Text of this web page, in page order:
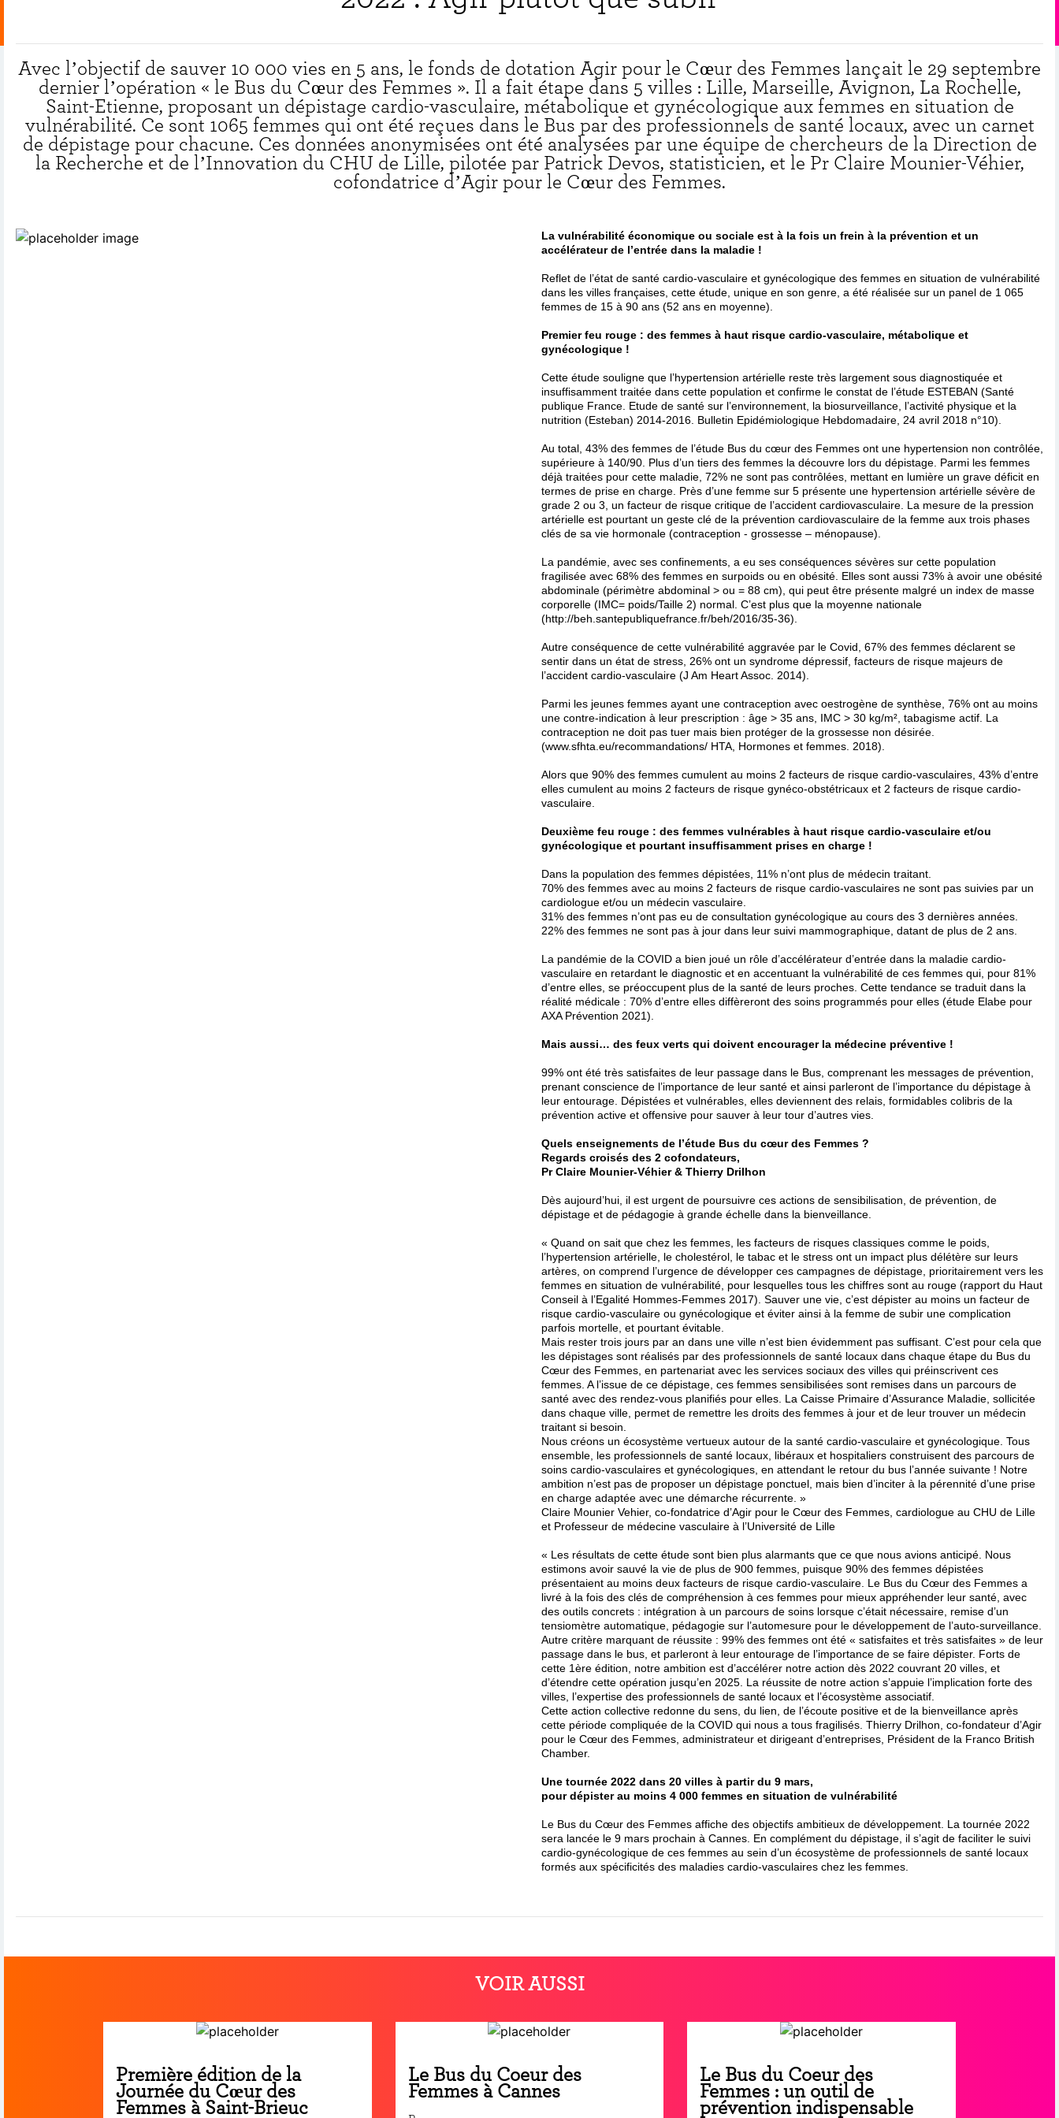
Avec l’objectif de sauver 10 000 vies en 5 ans, le fonds de dotation Agir pour le Cœur des Femmes lançait le 29 septembre
dernier l’opération « le Bus du Cœur des Femmes ». Il a fait étape dans 5 villes : Lille, Marseille, Avignon, La Rochelle,
Saint-Etienne, proposant un dépistage cardio-vasculaire, métabolique et gynécologique aux femmes en situation de
vulnérabilité. Ce sont 1065 femmes qui ont été reçues dans le Bus par des professionnels de santé locaux, avec un carnet
de dépistage pour chacune. Ces données anonymisées ont été analysées par une équipe de chercheurs de la Direction de
la Recherche et de l’Innovation du CHU de Lille, pilotée par Patrick Devos, statisticien, et le Pr Claire Mounier-Véhier,
cofondatrice d’Agir pour le Cœur des Femmes.
La vulnérabilité économique ou sociale est à la fois un frein à la prévention et un
accélérateur de l’entrée dans la maladie !
Reflet de l’état de santé cardio-vasculaire et gynécologique des femmes en situation de vulnérabilité
dans les villes françaises, cette étude, unique en son genre, a été réalisée sur un panel de 1 065
femmes de 15 à 90 ans (52 ans en moyenne).
Premier feu rouge : des femmes à haut risque cardio-vasculaire, métabolique et
gynécologique !
Cette étude souligne que l’hypertension artérielle reste très largement sous diagnostiquée et
insuffisamment traitée dans cette population et confirme le constat de l’étude ESTEBAN (Santé
publique France. Etude de santé sur l’environnement, la biosurveillance, l’activité physique et la
nutrition (Esteban) 2014-2016. Bulletin Epidémiologique Hebdomadaire, 24 avril 2018 n°10).
Au total, 43% des femmes de l’étude Bus du cœur des Femmes ont une hypertension non contrôlée,
supérieure à 140/90. Plus d’un tiers des femmes la découvre lors du dépistage. Parmi les femmes
déjà traitées pour cette maladie, 72% ne sont pas contrôlées, mettant en lumière un grave déficit en
termes de prise en charge. Près d’une femme sur 5 présente une hypertension artérielle sévère de
grade 2 ou 3, un facteur de risque critique de l’accident cardiovasculaire. La mesure de la pression
artérielle est pourtant un geste clé de la prévention cardiovasculaire de la femme aux trois phases
clés de sa vie hormonale (contraception - grossesse – ménopause).
La pandémie, avec ses confinements, a eu ses conséquences sévères sur cette population
fragilisée avec 68% des femmes en surpoids ou en obésité. Elles sont aussi 73% à avoir une obésité
abdominale (périmètre abdominal > ou = 88 cm), qui peut être présente malgré un index de masse
corporelle (IMC= poids/Taille 2) normal. C’est plus que la moyenne nationale
(http://beh.santepubliquefrance.fr/beh/2016/35-36).
Autre conséquence de cette vulnérabilité aggravée par le Covid, 67% des femmes déclarent se
sentir dans un état de stress, 26% ont un syndrome dépressif, facteurs de risque majeurs de
l’accident cardio-vasculaire (J Am Heart Assoc. 2014).
Parmi les jeunes femmes ayant une contraception avec oestrogène de synthèse, 76% ont au moins
une contre-indication à leur prescription : âge > 35 ans, IMC > 30 kg/m², tabagisme actif. La
contraception ne doit pas tuer mais bien protéger de la grossesse non désirée.
(www.sfhta.eu/recommandations/ HTA, Hormones et femmes. 2018).
Alors que 90% des femmes cumulent au moins 2 facteurs de risque cardio-vasculaires, 43% d’entre
elles cumulent au moins 2 facteurs de risque gynéco-obstétricaux et 2 facteurs de risque cardio-
vasculaire.
Deuxième feu rouge : des femmes vulnérables à haut risque cardio-vasculaire et/ou
gynécologique et pourtant insuffisamment prises en charge !
Dans la population des femmes dépistées, 11% n’ont plus de médecin traitant.
70% des femmes avec au moins 2 facteurs de risque cardio-vasculaires ne sont pas suivies par un
cardiologue et/ou un médecin vasculaire.
31% des femmes n’ont pas eu de consultation gynécologique au cours des 3 dernières années.
22% des femmes ne sont pas à jour dans leur suivi mammographique, datant de plus de 2 ans.
La pandémie de la COVID a bien joué un rôle d’accélérateur d’entrée dans la maladie cardio-
vasculaire en retardant le diagnostic et en accentuant la vulnérabilité de ces femmes qui, pour 81%
d’entre elles, se préoccupent plus de la santé de leurs proches. Cette tendance se traduit dans la
réalité médicale : 70% d’entre elles diffèreront des soins programmés pour elles (étude Elabe pour
AXA Prévention 2021).
Mais aussi… des feux verts qui doivent encourager la médecine préventive !
99% ont été très satisfaites de leur passage dans le Bus, comprenant les messages de prévention,
prenant conscience de l’importance de leur santé et ainsi parleront de l’importance du dépistage à
leur entourage. Dépistées et vulnérables, elles deviennent des relais, formidables colibris de la
prévention active et offensive pour sauver à leur tour d’autres vies.
Quels enseignements de l’étude Bus du cœur des Femmes ?
Regards croisés des 2 cofondateurs,
Pr Claire Mounier-Véhier & Thierry Drilhon
Dès aujourd’hui, il est urgent de poursuivre ces actions de sensibilisation, de prévention, de
dépistage et de pédagogie à grande échelle dans la bienveillance.
« Quand on sait que chez les femmes, les facteurs de risques classiques comme le poids,
l’hypertension artérielle, le cholestérol, le tabac et le stress ont un impact plus délétère sur leurs
artères, on comprend l’urgence de développer ces campagnes de dépistage, prioritairement vers les
femmes en situation de vulnérabilité, pour lesquelles tous les chiffres sont au rouge (rapport du Haut
Conseil à l’Egalité Hommes-Femmes 2017). Sauver une vie, c’est dépister au moins un facteur de
risque cardio-vasculaire ou gynécologique et éviter ainsi à la femme de subir une complication
parfois mortelle, et pourtant évitable.
Mais rester trois jours par an dans une ville n’est bien évidemment pas suffisant. C’est pour cela que
les dépistages sont réalisés par des professionnels de santé locaux dans chaque étape du Bus du
Cœur des Femmes, en partenariat avec les services sociaux des villes qui préinscrivent ces
femmes. A l’issue de ce dépistage, ces femmes sensibilisées sont remises dans un parcours de
santé avec des rendez-vous planifiés pour elles. La Caisse Primaire d’Assurance Maladie, sollicitée
dans chaque ville, permet de remettre les droits des femmes à jour et de leur trouver un médecin
traitant si besoin.
Nous créons un écosystème vertueux autour de la santé cardio-vasculaire et gynécologique. Tous
ensemble, les professionnels de santé locaux, libéraux et hospitaliers construisent des parcours de
soins cardio-vasculaires et gynécologiques, en attendant le retour du bus l’année suivante ! Notre
ambition n’est pas de proposer un dépistage ponctuel, mais bien d’inciter à la pérennité d’une prise
en charge adaptée avec une démarche récurrente. »
Claire Mounier Vehier, co-fondatrice d’Agir pour le Cœur des Femmes, cardiologue au CHU de Lille
et Professeur de médecine vasculaire à l’Université de Lille
« Les résultats de cette étude sont bien plus alarmants que ce que nous avions anticipé. Nous
estimons avoir sauvé la vie de plus de 900 femmes, puisque 90% des femmes dépistées
présentaient au moins deux facteurs de risque cardio-vasculaire. Le Bus du Cœur des Femmes a
livré à la fois des clés de compréhension à ces femmes pour mieux appréhender leur santé, avec
des outils concrets : intégration à un parcours de soins lorsque c’était nécessaire, remise d’un
tensiomètre automatique, pédagogie sur l’automesure pour le développement de l’auto-surveillance.
Autre critère marquant de réussite : 99% des femmes ont été « satisfaites et très satisfaites » de leur
passage dans le bus, et parleront à leur entourage de l’importance de se faire dépister. Forts de
cette 1ère édition, notre ambition est d’accélérer notre action dès 2022 couvrant 20 villes, et
d’étendre cette opération jusqu’en 2025. La réussite de notre action s’appuie l’implication forte des
villes, l’expertise des professionnels de santé locaux et l’écosystème associatif.
Cette action collective redonne du sens, du lien, de l’écoute positive et de la bienveillance après
cette période compliquée de la COVID qui nous a tous fragilisés. Thierry Drilhon, co-fondateur d’Agir
pour le Cœur des Femmes, administrateur et dirigeant d’entreprises, Président de la Franco British
Chamber.
Une tournée 2022 dans 20 villes à partir du 9 mars,
pour dépister au moins 4 000 femmes en situation de vulnérabilité
Le Bus du Cœur des Femmes affiche des objectifs ambitieux de développement. La tournée 2022
sera lancée le 9 mars prochain à Cannes. En complément du dépistage, il s’agit de faciliter le suivi
cardio-gynécologique de ces femmes au sein d’un écosystème de professionnels de santé locaux
formés aux spécificités des maladies cardio-vasculaires chez les femmes.
VOIR AUSSI
Première édition de la
Journée du Cœur des
Femmes à Saint-Brieuc
Le Bus du Coeur des
Femmes à Cannes
Le Bus du Coeur des
Femmes : un outil de
prévention indispensable